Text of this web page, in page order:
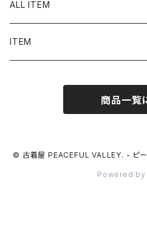
ALL ITEM
ITEM
シャツ／ブラウス
半袖シャツ / ブラウス
タンクトップ
商品一覧
© 古着屋 PEACEFUL VALLEY. - ピ
Powered by